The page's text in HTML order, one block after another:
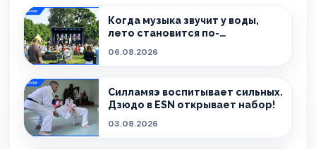
Когда музыка звучит у воды,
лето становится по-
06.08.2026
Силламяэ воспитывает сильных.
Дзюдо в ESN открывает набор!
03.08.2026